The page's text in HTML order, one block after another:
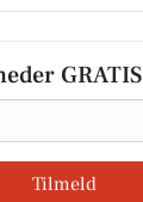
GRATIS
Tilmeld